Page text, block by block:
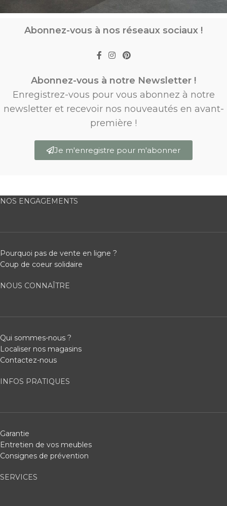
Abonnez-vous à nos réseaux sociaux !
Abonnez-vous à notre Newsletter !
Enregistrez-vous pour vous abonnez à notre
newsletter et recevoir nos nouveautés en avant-
première !
Je m'enregistre pour m'abonner
NOS ENGAGEMENTS
Pourquoi pas de vente en ligne ?
Coup de coeur solidaire
NOUS CONNAÎTRE
Qui sommes-nous ?
Localiser nos magasins
Contactez-nous
INFOS PRATIQUES
Garantie
Entretien de vos meubles
Consignes de prévention
SERVICES